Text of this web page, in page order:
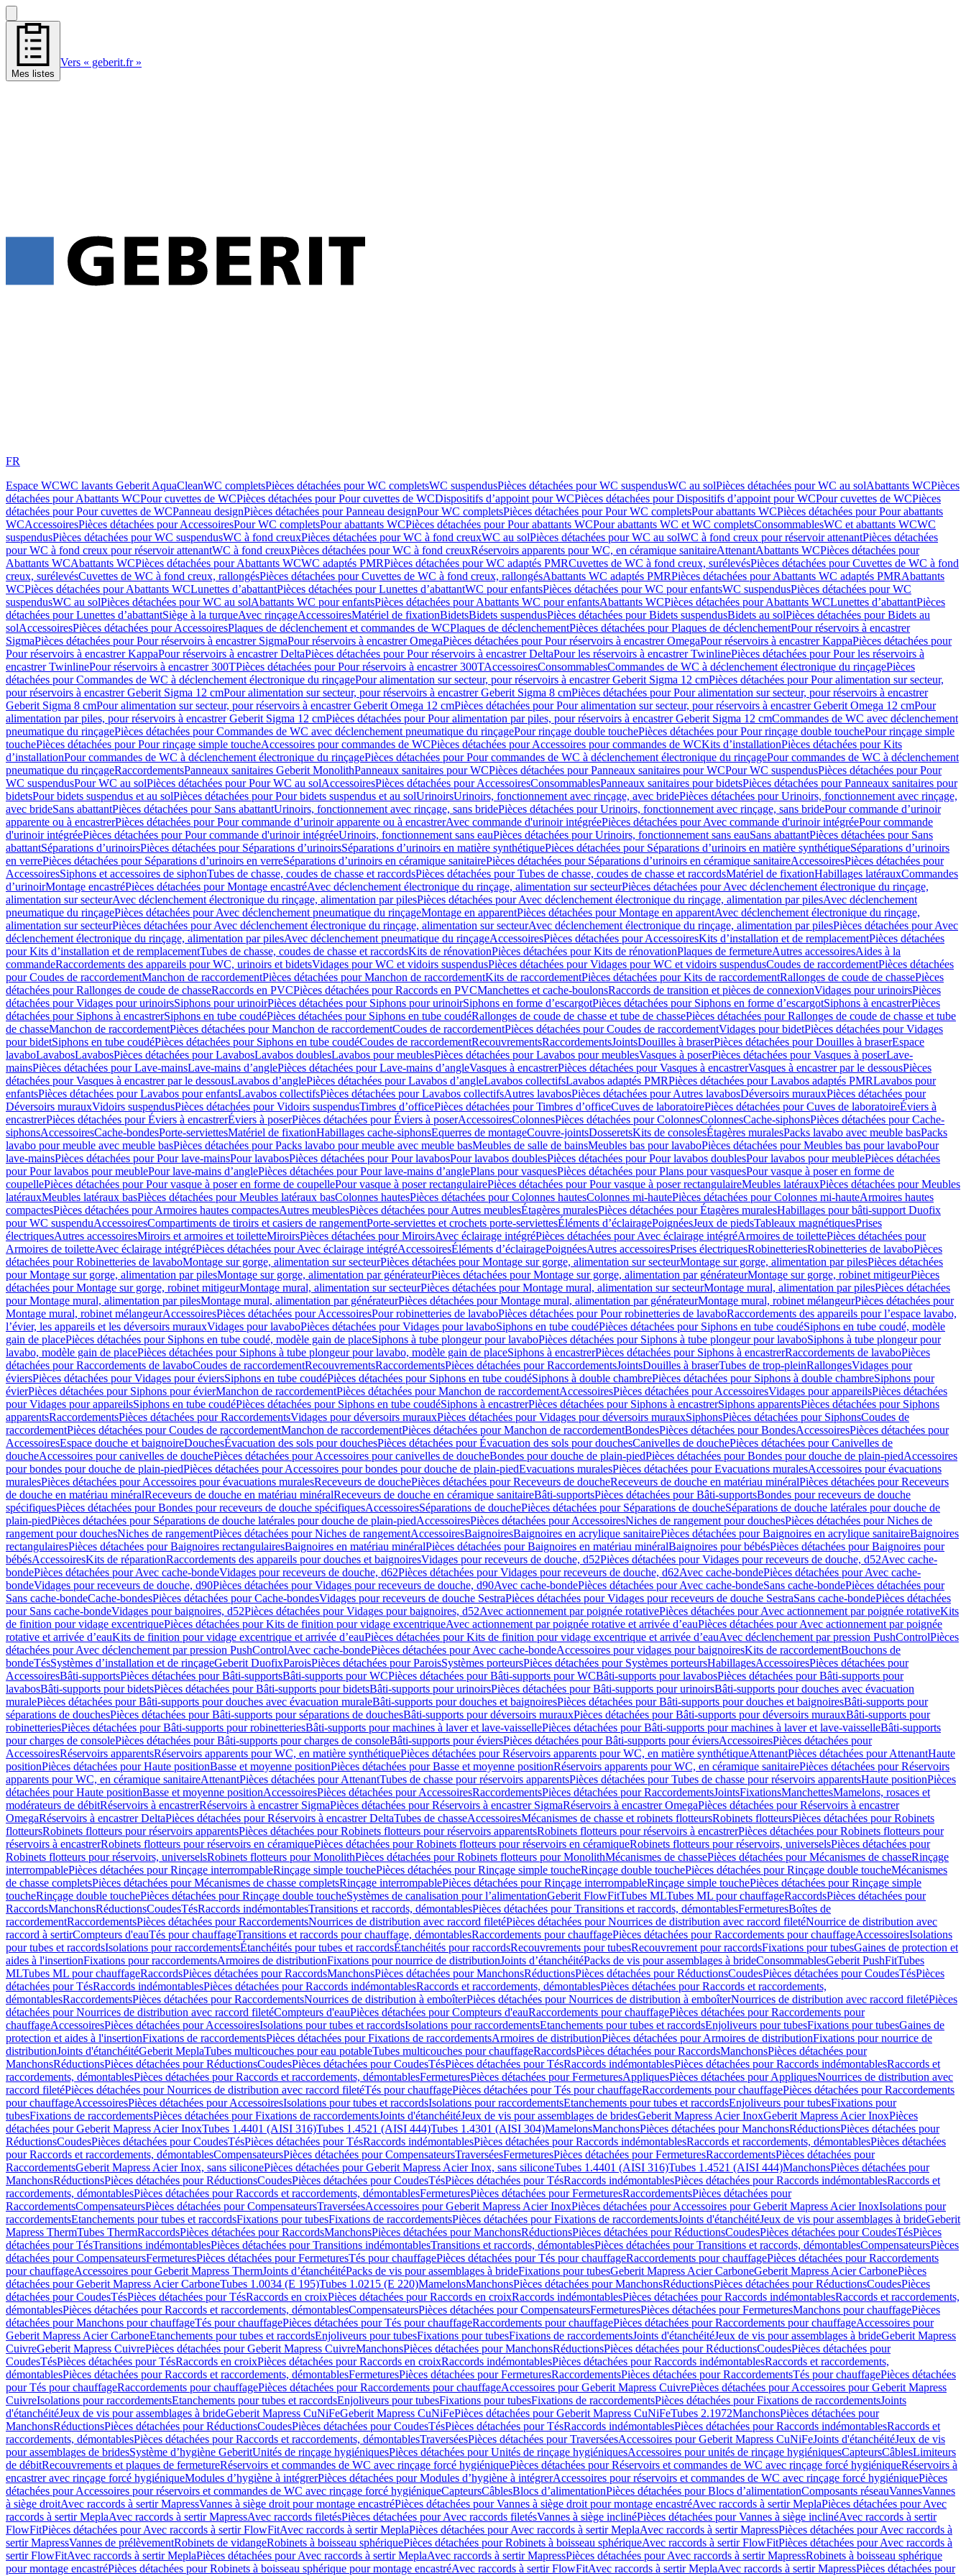
Mes listes
Vers « geberit.fr »
FR
Espace WCWC lavants Geberit AquaCleanWC completsPièces détachées pour WC completsWC suspendusPièces détachées pour WC suspendusWC au solPièces détachées pour WC au solAbattants WCPièces
détachées pour Abattants WCPour cuvettes de WCPièces détachées pour Pour cuvettes de WCDispositifs d’appoint pour WCPièces détachées pour Dispositifs d’appoint pour WCPour cuvettes de WCPièces
détachées pour Pour cuvettes de WCPanneau designPièces détachées pour Panneau designPour WC completsPièces détachées pour Pour WC completsPour abattants WCPièces détachées pour Pour abattants
WCAccessoiresPièces détachées pour AccessoiresPour WC completsPour abattants WCPièces détachées pour Pour abattants WCPour abattants WC et WC completsConsommablesWC et abattants WCWC
suspendusPièces détachées pour WC suspendusWC à fond creuxPièces détachées pour WC à fond creuxWC au solPièces détachées pour WC au solWC à fond creux pour réservoir attenantPièces détachées
pour WC à fond creux pour réservoir attenantWC à fond creuxPièces détachées pour WC à fond creuxRéservoirs apparents pour WC, en céramique sanitaireAttenantAbattants WCPièces détachées pour
Abattants WCAbattants WCPièces détachées pour Abattants WCWC adaptés PMRPièces détachées pour WC adaptés PMRCuvettes de WC à fond creux, surélevésPièces détachées pour Cuvettes de WC à fond
creux, surélevésCuvettes de WC à fond creux, rallongésPièces détachées pour Cuvettes de WC à fond creux, rallongésAbattants WC adaptés PMRPièces détachées pour Abattants WC adaptés PMRAbattants
WCPièces détachées pour Abattants WCLunettes d’abattantPièces détachées pour Lunettes d’abattantWC pour enfantsPièces détachées pour WC pour enfantsWC suspendusPièces détachées pour WC
suspendusWC au solPièces détachées pour WC au solAbattants WC pour enfantsPièces détachées pour Abattants WC pour enfantsAbattants WCPièces détachées pour Abattants WCLunettes d’abattantPièces
détachées pour Lunettes d’abattantSiège à la turqueAvec rinçageAccessoiresMatériel de fixationBidetsBidets suspendusPièces détachées pour Bidets suspendusBidets au solPièces détachées pour Bidets au
solAccessoiresPièces détachées pour AccessoiresPlaques de déclenchement et commandes de WCPlaques de déclenchementPièces détachées pour Plaques de déclenchementPour réservoirs à encastrer
SigmaPièces détachées pour Pour réservoirs à encastrer SigmaPour réservoirs à encastrer OmegaPièces détachées pour Pour réservoirs à encastrer OmegaPour réservoirs à encastrer KappaPièces détachées pour
Pour réservoirs à encastrer KappaPour réservoirs à encastrer DeltaPièces détachées pour Pour réservoirs à encastrer DeltaPour les réservoirs à encastrer TwinlinePièces détachées pour Pour les réservoirs à
encastrer TwinlinePour réservoirs à encastrer 300TPièces détachées pour Pour réservoirs à encastrer 300TAccessoiresConsommablesCommandes de WC à déclenchement électronique du rinçagePièces
détachées pour Commandes de WC à déclenchement électronique du rinçagePour alimentation sur secteur, pour réservoirs à encastrer Geberit Sigma 12 cmPièces détachées pour Pour alimentation sur secteur,
pour réservoirs à encastrer Geberit Sigma 12 cmPour alimentation sur secteur, pour réservoirs à encastrer Geberit Sigma 8 cmPièces détachées pour Pour alimentation sur secteur, pour réservoirs à encastrer
Geberit Sigma 8 cmPour alimentation sur secteur, pour réservoirs à encastrer Geberit Omega 12 cmPièces détachées pour Pour alimentation sur secteur, pour réservoirs à encastrer Geberit Omega 12 cmPour
alimentation par piles, pour réservoirs à encastrer Geberit Sigma 12 cmPièces détachées pour Pour alimentation par piles, pour réservoirs à encastrer Geberit Sigma 12 cmCommandes de WC avec déclenchement
pneumatique du rinçagePièces détachées pour Commandes de WC avec déclenchement pneumatique du rinçagePour rinçage double touchePièces détachées pour Pour rinçage double touchePour rinçage simple
touchePièces détachées pour Pour rinçage simple toucheAccessoires pour commandes de WCPièces détachées pour Accessoires pour commandes de WCKits d’installationPièces détachées pour Kits
d’installationPour commandes de WC à déclenchement électronique du rinçagePièces détachées pour Pour commandes de WC à déclenchement électronique du rinçagePour commandes de WC à déclenchement
pneumatique du rinçageRaccordementsPanneaux sanitaires Geberit MonolithPanneaux sanitaires pour WCPièces détachées pour Panneaux sanitaires pour WCPour WC suspendusPièces détachées pour Pour
WC suspendusPour WC au solPièces détachées pour Pour WC au solAccessoiresPièces détachées pour AccessoiresConsommablesPanneaux sanitaires pour bidetsPièces détachées pour Panneaux sanitaires pour
bidetsPour bidets suspendus et au solPièces détachées pour Pour bidets suspendus et au solUrinoirsUrinoirs, fonctionnement avec rinçage, avec bridePièces détachées pour Urinoirs, fonctionnement avec rinçage,
avec brideSans abattantPièces détachées pour Sans abattantUrinoirs, fonctionnement avec rinçage, sans bridePièces détachées pour Urinoirs, fonctionnement avec rinçage, sans bridePour commande d’urinoir
apparente ou à encastrerPièces détachées pour Pour commande d’urinoir apparente ou à encastrerAvec commande d'urinoir intégréePièces détachées pour Avec commande d'urinoir intégréePour commande
d'urinoir intégréePièces détachées pour Pour commande d'urinoir intégréeUrinoirs, fonctionnement sans eauPièces détachées pour Urinoirs, fonctionnement sans eauSans abattantPièces détachées pour Sans
abattantSéparations d’urinoirsPièces détachées pour Séparations d’urinoirsSéparations d’urinoirs en matière synthétiquePièces détachées pour Séparations d’urinoirs en matière synthétiqueSéparations d’urinoirs
en verrePièces détachées pour Séparations d’urinoirs en verreSéparations d’urinoirs en céramique sanitairePièces détachées pour Séparations d’urinoirs en céramique sanitaireAccessoiresPièces détachées pour
AccessoiresSiphons et accessoires de siphonTubes de chasse, coudes de chasse et raccordsPièces détachées pour Tubes de chasse, coudes de chasse et raccordsMatériel de fixationHabillages latérauxCommandes
dʼurinoirMontage encastréPièces détachées pour Montage encastréAvec déclenchement électronique du rinçage, alimentation sur secteurPièces détachées pour Avec déclenchement électronique du rinçage,
alimentation sur secteurAvec déclenchement électronique du rinçage, alimentation par pilesPièces détachées pour Avec déclenchement électronique du rinçage, alimentation par pilesAvec déclenchement
pneumatique du rinçagePièces détachées pour Avec déclenchement pneumatique du rinçageMontage en apparentPièces détachées pour Montage en apparentAvec déclenchement électronique du rinçage,
alimentation sur secteurPièces détachées pour Avec déclenchement électronique du rinçage, alimentation sur secteurAvec déclenchement électronique du rinçage, alimentation par pilesPièces détachées pour Avec
déclenchement électronique du rinçage, alimentation par pilesAvec déclenchement pneumatique du rinçageAccessoiresPièces détachées pour AccessoiresKits d’installation et de remplacementPièces détachées
pour Kits d’installation et de remplacementTubes de chasse, coudes de chasse et raccordsKits de rénovationPièces détachées pour Kits de rénovationPlaques de fermetureAutres accessoiresAides à la
commandeRaccordements des appareils pour WC, urinoirs et bidetsVidages pour WC et vidoirs suspendusPièces détachées pour Vidages pour WC et vidoirs suspendusCoudes de raccordementPièces détachées
pour Coudes de raccordementManchon de raccordementPièces détachées pour Manchon de raccordementKits de raccordementPièces détachées pour Kits de raccordementRallonges de coude de chassePièces
détachées pour Rallonges de coude de chasseRaccords en PVCPièces détachées pour Raccords en PVCManchettes et cache-boulonsRaccords de transition et pièces de connexionVidages pour urinoirsPièces
détachées pour Vidages pour urinoirsSiphons pour urinoirPièces détachées pour Siphons pour urinoirSiphons en forme d’escargotPièces détachées pour Siphons en forme d’escargotSiphons à encastrerPièces
détachées pour Siphons à encastrerSiphons en tube coudéPièces détachées pour Siphons en tube coudéRallonges de coude de chasse et tube de chassePièces détachées pour Rallonges de coude de chasse et tube
de chasseManchon de raccordementPièces détachées pour Manchon de raccordementCoudes de raccordementPièces détachées pour Coudes de raccordementVidages pour bidetPièces détachées pour Vidages
pour bidetSiphons en tube coudéPièces détachées pour Siphons en tube coudéCoudes de raccordementRecouvrementsRaccordementsJointsDouilles à braserPièces détachées pour Douilles à braserEspace
lavaboLavabosLavabosPièces détachées pour LavabosLavabos doublesLavabos pour meublesPièces détachées pour Lavabos pour meublesVasques à poserPièces détachées pour Vasques à poserLave-
mainsPièces détachées pour Lave-mainsLave-mains d’anglePièces détachées pour Lave-mains d’angleVasques à encastrerPièces détachées pour Vasques à encastrerVasques à encastrer par le dessousPièces
détachées pour Vasques à encastrer par le dessousLavabos d’anglePièces détachées pour Lavabos d’angleLavabos collectifsLavabos adaptés PMRPièces détachées pour Lavabos adaptés PMRLavabos pour
enfantsPièces détachées pour Lavabos pour enfantsLavabos collectifsPièces détachées pour Lavabos collectifsAutres lavabosPièces détachées pour Autres lavabosDéversoirs murauxPièces détachées pour
Déversoirs murauxVidoirs suspendusPièces détachées pour Vidoirs suspendusTimbres dʼofficePièces détachées pour Timbres dʼofficeCuves de laboratoirePièces détachées pour Cuves de laboratoireÉviers à
encastrerPièces détachées pour Éviers à encastrerÉviers à poserPièces détachées pour Éviers à poserAccessoiresColonnesPièces détachées pour ColonnesColonnesCache-siphonsPièces détachées pour Cache-
siphonsAccessoiresCache-bondesPorte-serviettesMatériel de fixationHabillages cache-siphonsEquerres de montageCouvre-jointsDosseretsKits de consolesÉtagères muralesPacks lavabo avec meuble basPacks
lavabo pour meuble avec meuble basPièces détachées pour Packs lavabo pour meuble avec meuble basMeubles de salle de bainsMeubles bas pour lavaboPièces détachées pour Meubles bas pour lavaboPour
lave-mainsPièces détachées pour Pour lave-mainsPour lavabosPièces détachées pour Pour lavabosPour lavabos doublesPièces détachées pour Pour lavabos doublesPour lavabos pour meublePièces détachées
pour Pour lavabos pour meublePour lave-mains d’anglePièces détachées pour Pour lave-mains d’anglePlans pour vasquesPièces détachées pour Plans pour vasquesPour vasque à poser en forme de
coupellePièces détachées pour Pour vasque à poser en forme de coupellePour vasque à poser rectangulairePièces détachées pour Pour vasque à poser rectangulaireMeubles latérauxPièces détachées pour Meubles
latérauxMeubles latéraux basPièces détachées pour Meubles latéraux basColonnes hautesPièces détachées pour Colonnes hautesColonnes mi-hautePièces détachées pour Colonnes mi-hauteArmoires hautes
compactesPièces détachées pour Armoires hautes compactesAutres meublesPièces détachées pour Autres meublesÉtagères muralesPièces détachées pour Étagères muralesHabillages pour bâti-support Duofix
pour WC suspenduAccessoiresCompartiments de tiroirs et casiers de rangementPorte-serviettes et crochets porte-serviettesÉléments d’éclairagePoignéesJeux de piedsTableaux magnétiquesPrises
électriquesAutres accessoiresMiroirs et armoires et toiletteMiroirsPièces détachées pour MiroirsAvec éclairage intégréPièces détachées pour Avec éclairage intégréArmoires de toilettePièces détachées pour
Armoires de toiletteAvec éclairage intégréPièces détachées pour Avec éclairage intégréAccessoiresÉléments d’éclairagePoignéesAutres accessoiresPrises électriquesRobinetteriesRobinetteries de lavaboPièces
détachées pour Robinetteries de lavaboMontage sur gorge, alimentation sur secteurPièces détachées pour Montage sur gorge, alimentation sur secteurMontage sur gorge, alimentation par pilesPièces détachées
pour Montage sur gorge, alimentation par pilesMontage sur gorge, alimentation par générateurPièces détachées pour Montage sur gorge, alimentation par générateurMontage sur gorge, robinet mitigeurPièces
détachées pour Montage sur gorge, robinet mitigeurMontage mural, alimentation sur secteurPièces détachées pour Montage mural, alimentation sur secteurMontage mural, alimentation par pilesPièces détachées
pour Montage mural, alimentation par pilesMontage mural, alimentation par générateurPièces détachées pour Montage mural, alimentation par générateurMontage mural, robinet mélangeurPièces détachées pour
Montage mural, robinet mélangeurAccessoiresPièces détachées pour AccessoiresPour robinetteries de lavaboPièces détachées pour Pour robinetteries de lavaboRaccordements des appareils pour l’espace lavabo,
l’évier, les appareils et les déversoirs murauxVidages pour lavaboPièces détachées pour Vidages pour lavaboSiphons en tube coudéPièces détachées pour Siphons en tube coudéSiphons en tube coudé, modèle
gain de placePièces détachées pour Siphons en tube coudé, modèle gain de placeSiphons à tube plongeur pour lavaboPièces détachées pour Siphons à tube plongeur pour lavaboSiphons à tube plongeur pour
lavabo, modèle gain de placePièces détachées pour Siphons à tube plongeur pour lavabo, modèle gain de placeSiphons à encastrerPièces détachées pour Siphons à encastrerRaccordements de lavaboPièces
détachées pour Raccordements de lavaboCoudes de raccordementRecouvrementsRaccordementsPièces détachées pour RaccordementsJointsDouilles à braserTubes de trop-pleinRallongesVidages pour
éviersPièces détachées pour Vidages pour éviersSiphons en tube coudéPièces détachées pour Siphons en tube coudéSiphons à double chambrePièces détachées pour Siphons à double chambreSiphons pour
évierPièces détachées pour Siphons pour évierManchon de raccordementPièces détachées pour Manchon de raccordementAccessoiresPièces détachées pour AccessoiresVidages pour appareilsPièces détachées
pour Vidages pour appareilsSiphons en tube coudéPièces détachées pour Siphons en tube coudéSiphons à encastrerPièces détachées pour Siphons à encastrerSiphons apparentsPièces détachées pour Siphons
apparentsRaccordementsPièces détachées pour RaccordementsVidages pour déversoirs murauxPièces détachées pour Vidages pour déversoirs murauxSiphonsPièces détachées pour SiphonsCoudes de
raccordementPièces détachées pour Coudes de raccordementManchon de raccordementPièces détachées pour Manchon de raccordementBondesPièces détachées pour BondesAccessoiresPièces détachées pour
AccessoiresEspace douche et baignoireDouchesÉvacuation des sols pour douchesPièces détachées pour Évacuation des sols pour douchesCanivelles de douchePièces détachées pour Canivelles de
doucheAccessoires pour canivelles de douchePièces détachées pour Accessoires pour canivelles de doucheBondes pour douche de plain-piedPièces détachées pour Bondes pour douche de plain-piedAccessoires
pour bondes pour douche de plain-piedPièces détachées pour Accessoires pour bondes pour douche de plain-piedEvacuations muralesPièces détachées pour Evacuations muralesAccessoires pour évacuations
muralesPièces détachées pour Accessoires pour évacuations muralesReceveurs de douchePièces détachées pour Receveurs de doucheReceveurs de douche en matériau minéralPièces détachées pour Receveurs
de douche en matériau minéralReceveurs de douche en matériau minéralReceveurs de douche en céramique sanitaireBâti-supportsPièces détachées pour Bâti-supportsBondes pour receveurs de douche
spécifiquesPièces détachées pour Bondes pour receveurs de douche spécifiquesAccessoiresSéparations de douchePièces détachées pour Séparations de doucheSéparations de douche latérales pour douche de
plain-piedPièces détachées pour Séparations de douche latérales pour douche de plain-piedAccessoiresPièces détachées pour AccessoiresNiches de rangement pour douchesPièces détachées pour Niches de
rangement pour douchesNiches de rangementPièces détachées pour Niches de rangementAccessoiresBaignoiresBaignoires en acrylique sanitairePièces détachées pour Baignoires en acrylique sanitaireBaignoires
rectangulairesPièces détachées pour Baignoires rectangulairesBaignoires en matériau minéralPièces détachées pour Baignoires en matériau minéralBaignoires pour bébésPièces détachées pour Baignoires pour
bébésAccessoiresKits de réparationRaccordements des appareils pour douches et baignoiresVidages pour receveurs de douche, d52Pièces détachées pour Vidages pour receveurs de douche, d52Avec cache-
bondePièces détachées pour Avec cache-bondeVidages pour receveurs de douche, d62Pièces détachées pour Vidages pour receveurs de douche, d62Avec cache-bondePièces détachées pour Avec cache-
bondeVidages pour receveurs de douche, d90Pièces détachées pour Vidages pour receveurs de douche, d90Avec cache-bondePièces détachées pour Avec cache-bondeSans cache-bondePièces détachées pour
Sans cache-bondeCache-bondesPièces détachées pour Cache-bondesVidages pour receveurs de douche SestraPièces détachées pour Vidages pour receveurs de douche SestraSans cache-bondePièces détachées
pour Sans cache-bondeVidages pour baignoires, d52Pièces détachées pour Vidages pour baignoires, d52Avec actionnement par poignée rotativePièces détachées pour Avec actionnement par poignée rotativeKits
de finition pour vidage excentriquePièces détachées pour Kits de finition pour vidage excentriqueAvec actionnement par poignée rotative et arrivée d’eauPièces détachées pour Avec actionnement par poignée
rotative et arrivée d’eauKits de finition pour vidage excentrique et arrivée d’eauPièces détachées pour Kits de finition pour vidage excentrique et arrivée d’eauAvec déclenchement par pression PushControlPièces
détachées pour Avec déclenchement par pression PushControlAvec cache-bondePièces détachées pour Avec cache-bondeAccessoires pour vidages pour baignoiresKits de raccordementBouchons de
bondeTésSystèmes d’installation et de rinçageGeberit DuofixParoisPièces détachées pour ParoisSystèmes porteursPièces détachées pour Systèmes porteursHabillagesAccessoiresPièces détachées pour
AccessoiresBâti-supportsPièces détachées pour Bâti-supportsBâti-supports pour WCPièces détachées pour Bâti-supports pour WCBâti-supports pour lavabosPièces détachées pour Bâti-supports pour
lavabosBâti-supports pour bidetsPièces détachées pour Bâti-supports pour bidetsBâti-supports pour urinoirsPièces détachées pour Bâti-supports pour urinoirsBâti-supports pour douches avec évacuation
muralePièces détachées pour Bâti-supports pour douches avec évacuation muraleBâti-supports pour douches et baignoiresPièces détachées pour Bâti-supports pour douches et baignoiresBâti-supports pour
séparations de douchesPièces détachées pour Bâti-supports pour séparations de douchesBâti-supports pour déversoirs murauxPièces détachées pour Bâti-supports pour déversoirs murauxBâti-supports pour
robinetteriesPièces détachées pour Bâti-supports pour robinetteriesBâti-supports pour machines à laver et lave-vaissellePièces détachées pour Bâti-supports pour machines à laver et lave-vaisselleBâti-supports
pour charges de consolePièces détachées pour Bâti-supports pour charges de consoleBâti-supports pour éviersPièces détachées pour Bâti-supports pour éviersAccessoiresPièces détachées pour
AccessoiresRéservoirs apparentsRéservoirs apparents pour WC, en matière synthétiquePièces détachées pour Réservoirs apparents pour WC, en matière synthétiqueAttenantPièces détachées pour AttenantHaute
positionPièces détachées pour Haute positionBasse et moyenne positionPièces détachées pour Basse et moyenne positionRéservoirs apparents pour WC, en céramique sanitairePièces détachées pour Réservoirs
apparents pour WC, en céramique sanitaireAttenantPièces détachées pour AttenantTubes de chasse pour réservoirs apparentsPièces détachées pour Tubes de chasse pour réservoirs apparentsHaute positionPièces
détachées pour Haute positionBasse et moyenne positionAccessoiresPièces détachées pour AccessoiresRaccordementsPièces détachées pour RaccordementsJointsFixationsManchettesMamelons, rosaces et
modérateurs de débitRéservoirs à encastrerRéservoirs à encastrer SigmaPièces détachées pour Réservoirs à encastrer SigmaRéservoirs à encastrer OmegaPièces détachées pour Réservoirs à encastrer
OmegaRéservoirs à encastrer DeltaPièces détachées pour Réservoirs à encastrer DeltaTubes de chasseAccessoiresMécanismes de chasse et robinets flotteursRobinets flotteursPièces détachées pour Robinets
flotteursRobinets flotteurs pour réservoirs apparentsPièces détachées pour Robinets flotteurs pour réservoirs apparentsRobinets flotteurs pour réservoirs à encastrerPièces détachées pour Robinets flotteurs pour
réservoirs à encastrerRobinets flotteurs pour réservoirs en céramiquePièces détachées pour Robinets flotteurs pour réservoirs en céramiqueRobinets flotteurs pour réservoirs, universelsPièces détachées pour
Robinets flotteurs pour réservoirs, universelsRobinets flotteurs pour MonolithPièces détachées pour Robinets flotteurs pour MonolithMécanismes de chassePièces détachées pour Mécanismes de chasseRinçage
interrompablePièces détachées pour Rinçage interrompableRinçage simple touchePièces détachées pour Rinçage simple toucheRinçage double touchePièces détachées pour Rinçage double toucheMécanismes
de chasse completsPièces détachées pour Mécanismes de chasse completsRinçage interrompablePièces détachées pour Rinçage interrompableRinçage simple touchePièces détachées pour Rinçage simple
toucheRinçage double touchePièces détachées pour Rinçage double toucheSystèmes de canalisation pour l’alimentationGeberit FlowFitTubes MLTubes ML pour chauffageRaccordsPièces détachées pour
RaccordsManchonsRéductionsCoudesTésRaccords indémontablesTransitions et raccords, démontablesPièces détachées pour Transitions et raccords, démontablesFermeturesBoîtes de
raccordementRaccordementsPièces détachées pour RaccordementsNourrices de distribution avec raccord filetéPièces détachées pour Nourrices de distribution avec raccord filetéNourrice de distribution avec
raccord à sertirCompteurs d'eauTés pour chauffageTransitions et raccords pour chauffage, démontablesRaccordements pour chauffagePièces détachées pour Raccordements pour chauffageAccessoiresIsolations
pour tubes et raccordsIsolations pour raccordementsÉtanchéités pour tubes et raccordsÉtanchéités pour raccordsRecouvrements pour tubesRecouvrement pour raccordsFixations pour tubesGaines de protection et
aides à l'insertionFixations pour raccordementsArmoires de distributionFixations pour nourrice de distributionJoints d’étanchéitéPacks de vis pour assemblages à brideConsommablesGeberit PushFitTubes
MLTubes ML pour chauffageRaccordsPièces détachées pour RaccordsManchonsPièces détachées pour ManchonsRéductionsPièces détachées pour RéductionsCoudesPièces détachées pour CoudesTésPièces
détachées pour TésRaccords indémontablesPièces détachées pour Raccords indémontablesRaccords et raccordements, démontablesPièces détachées pour Raccords et raccordements,
démontablesRaccordementsPièces détachées pour RaccordementsNourrices de distribution à emboîterPièces détachées pour Nourrices de distribution à emboîterNourrices de distribution avec raccord filetéPièces
détachées pour Nourrices de distribution avec raccord filetéCompteurs d'eauPièces détachées pour Compteurs d'eauRaccordements pour chauffagePièces détachées pour Raccordements pour
chauffageAccessoiresPièces détachées pour AccessoiresIsolations pour tubes et raccordsIsolations pour raccordementsEtanchements pour tubes et raccordsEnjoliveurs pour tubesFixations pour tubesGaines de
protection et aides à l'insertionFixations de raccordementsPièces détachées pour Fixations de raccordementsArmoires de distributionPièces détachées pour Armoires de distributionFixations pour nourrice de
distributionJoints d'étanchéitéGeberit MeplaTubes multicouches pour eau potableTubes multicouches pour chauffageRaccordsPièces détachées pour RaccordsManchonsPièces détachées pour
ManchonsRéductionsPièces détachées pour RéductionsCoudesPièces détachées pour CoudesTésPièces détachées pour TésRaccords indémontablesPièces détachées pour Raccords indémontablesRaccords et
raccordements, démontablesPièces détachées pour Raccords et raccordements, démontablesFermeturesPièces détachées pour FermeturesAppliquesPièces détachées pour AppliquesNourrices de distribution avec
raccord filetéPièces détachées pour Nourrices de distribution avec raccord filetéTés pour chauffagePièces détachées pour Tés pour chauffageRaccordements pour chauffagePièces détachées pour Raccordements
pour chauffageAccessoiresPièces détachées pour AccessoiresIsolations pour tubes et raccordsIsolations pour raccordementsEtanchements pour tubes et raccordsEnjoliveurs pour tubesFixations pour
tubesFixations de raccordementsPièces détachées pour Fixations de raccordementsJoints d'étanchéitéJeux de vis pour assemblages de bridesGeberit Mapress Acier InoxGeberit Mapress Acier InoxPièces
détachées pour Geberit Mapress Acier InoxTubes 1.4401 (AISI 316)Tubes 1.4521 (AISI 444)Tubes 1.4301 (AISI 304)MamelonsManchonsPièces détachées pour ManchonsRéductionsPièces détachées pour
RéductionsCoudesPièces détachées pour CoudesTésPièces détachées pour TésRaccords indémontablesPièces détachées pour Raccords indémontablesRaccords et raccordements, démontablesPièces détachées
pour Raccords et raccordements, démontablesCompensateursPièces détachées pour CompensateursTraverséesFermeturesPièces détachées pour FermeturesRaccordementsPièces détachées pour
RaccordementsGeberit Mapress Acier Inox, sans siliconePièces détachées pour Geberit Mapress Acier Inox, sans siliconeTubes 1.4401 (AISI 316)Tubes 1.4521 (AISI 444)ManchonsPièces détachées pour
ManchonsRéductionsPièces détachées pour RéductionsCoudesPièces détachées pour CoudesTésPièces détachées pour TésRaccords indémontablesPièces détachées pour Raccords indémontablesRaccords et
raccordements, démontablesPièces détachées pour Raccords et raccordements, démontablesFermeturesPièces détachées pour FermeturesRaccordementsPièces détachées pour
RaccordementsCompensateursPièces détachées pour CompensateursTraverséesAccessoires pour Geberit Mapress Acier InoxPièces détachées pour Accessoires pour Geberit Mapress Acier InoxIsolations pour
raccordementsEtanchements pour tubes et raccordsFixations pour tubesFixations de raccordementsPièces détachées pour Fixations de raccordementsJoints d'étanchéitéJeux de vis pour assemblages à brideGeberit
Mapress ThermTubes ThermRaccordsPièces détachées pour RaccordsManchonsPièces détachées pour ManchonsRéductionsPièces détachées pour RéductionsCoudesPièces détachées pour CoudesTésPièces
détachées pour TésTransitions indémontablesPièces détachées pour Transitions indémontablesTransitions et raccords, démontablesPièces détachées pour Transitions et raccords, démontablesCompensateursPièces
détachées pour CompensateursFermeturesPièces détachées pour FermeturesTés pour chauffagePièces détachées pour Tés pour chauffageRaccordements pour chauffagePièces détachées pour Raccordements
pour chauffageAccessoires pour Geberit Mapress ThermJoints d’étanchéitéPacks de vis pour assemblages à brideFixations pour tubesGeberit Mapress Acier CarboneGeberit Mapress Acier CarbonePièces
détachées pour Geberit Mapress Acier CarboneTubes 1.0034 (E 195)Tubes 1.0215 (E 220)MamelonsManchonsPièces détachées pour ManchonsRéductionsPièces détachées pour RéductionsCoudesPièces
détachées pour CoudesTésPièces détachées pour TésRaccords en croixPièces détachées pour Raccords en croixRaccords indémontablesPièces détachées pour Raccords indémontablesRaccords et raccordements,
démontablesPièces détachées pour Raccords et raccordements, démontablesCompensateursPièces détachées pour CompensateursFermeturesPièces détachées pour FermeturesManchons pour chauffagePièces
détachées pour Manchons pour chauffageTés pour chauffagePièces détachées pour Tés pour chauffageRaccordements pour chauffagePièces détachées pour Raccordements pour chauffageAccessoires pour
Geberit Mapress Acier CarboneEtanchements pour tubes et raccordsEnjoliveurs pour tubesFixations pour tubesFixations de raccordementsJoints d'étanchéitéJeux de vis pour assemblages à brideGeberit Mapress
CuivreGeberit Mapress CuivrePièces détachées pour Geberit Mapress CuivreManchonsPièces détachées pour ManchonsRéductionsPièces détachées pour RéductionsCoudesPièces détachées pour
CoudesTésPièces détachées pour TésRaccords en croixPièces détachées pour Raccords en croixRaccords indémontablesPièces détachées pour Raccords indémontablesRaccords et raccordements,
démontablesPièces détachées pour Raccords et raccordements, démontablesFermeturesPièces détachées pour FermeturesRaccordementsPièces détachées pour RaccordementsTés pour chauffagePièces détachées
pour Tés pour chauffageRaccordements pour chauffagePièces détachées pour Raccordements pour chauffageAccessoires pour Geberit Mapress CuivrePièces détachées pour Accessoires pour Geberit Mapress
CuivreIsolations pour raccordementsEtanchements pour tubes et raccordsEnjoliveurs pour tubesFixations pour tubesFixations de raccordementsPièces détachées pour Fixations de raccordementsJoints
d'étanchéitéJeux de vis pour assemblages à brideGeberit Mapress CuNiFeGeberit Mapress CuNiFePièces détachées pour Geberit Mapress CuNiFeTubes 2.1972ManchonsPièces détachées pour
ManchonsRéductionsPièces détachées pour RéductionsCoudesPièces détachées pour CoudesTésPièces détachées pour TésRaccords indémontablesPièces détachées pour Raccords indémontablesRaccords et
raccordements, démontablesPièces détachées pour Raccords et raccordements, démontablesTraverséesPièces détachées pour TraverséesAccessoires pour Geberit Mapress CuNiFeJoints d'étanchéitéJeux de vis
pour assemblages de bridesSystème d’hygiène GeberitUnités de rinçage hygiéniquesPièces détachées pour Unités de rinçage hygiéniquesAccessoires pour unités de rinçage hygiéniquesCapteursCâblesLimiteurs
de débitRecouvrements et plaques de fermetureRéservoirs et commandes de WC avec rinçage forcé hygiéniquePièces détachées pour Réservoirs et commandes de WC avec rinçage forcé hygiéniqueRéservoirs à
encastrer avec rinçage forcé hygiéniqueModules d’hygiène à intégrerPièces détachées pour Modules d’hygiène à intégrerAccessoires pour réservoirs et commandes de WC avec rinçage forcé hygiéniquePièces
détachées pour Accessoires pour réservoirs et commandes de WC avec rinçage forcé hygiéniqueCapteursCâblesBlocs d’alimentationPièces détachées pour Blocs d’alimentationComposants réseauVannesVannes
à siège droitAvec raccords à sertir MapressVannes à siège droit pour montage encastréPièces détachées pour Vannes à siège droit pour montage encastréAvec raccords à sertir MeplaPièces détachées pour Avec
raccords à sertir MeplaAvec raccords à sertir MapressAvec raccords filetésPièces détachées pour Avec raccords filetésVannes à siège inclinéPièces détachées pour Vannes à siège inclinéAvec raccords à sertir
FlowFitPièces détachées pour Avec raccords à sertir FlowFitAvec raccords à sertir MeplaPièces détachées pour Avec raccords à sertir MeplaAvec raccords à sertir MapressPièces détachées pour Avec raccords à
sertir MapressVannes de prélèvementRobinets de vidangeRobinets à boisseau sphériquePièces détachées pour Robinets à boisseau sphériqueAvec raccords à sertir FlowFitPièces détachées pour Avec raccords à
sertir FlowFitAvec raccords à sertir MeplaPièces détachées pour Avec raccords à sertir MeplaAvec raccords à sertir MapressPièces détachées pour Avec raccords à sertir MapressRobinets à boisseau sphérique
pour montage encastréPièces détachées pour Robinets à boisseau sphérique pour montage encastréAvec raccords à sertir FlowFitAvec raccords à sertir MeplaAvec raccords à sertir MapressPièces détachées pour